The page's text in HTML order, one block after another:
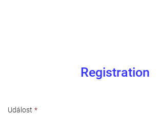
Registration
Událost *